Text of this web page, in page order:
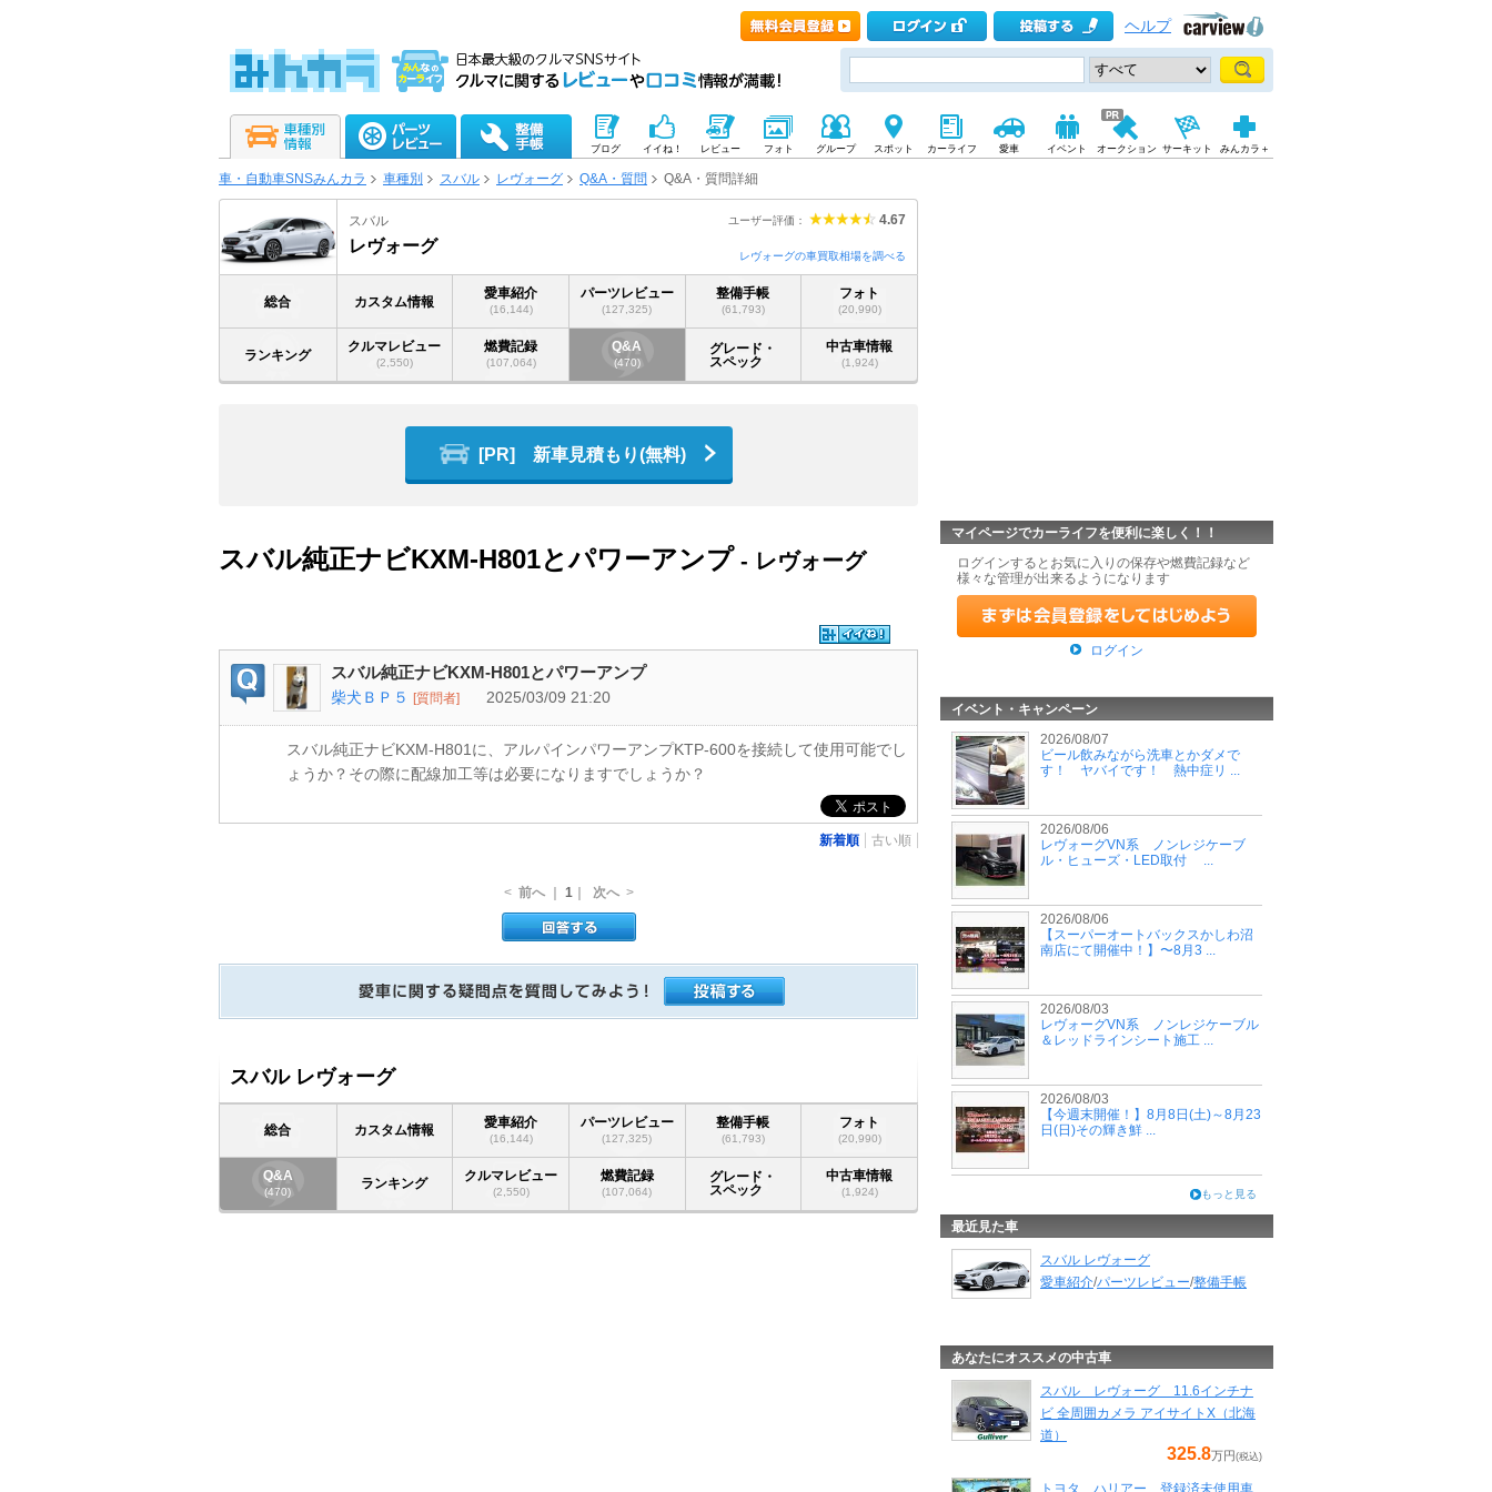
ヘルプ
ブログ イイね！ レビュー フォト グループ スポット カーライフ 愛車 イベント オークション サーキット みんカラ＋
車・自動車SNSみんカラ 車種別 スバル レヴォーグ Q&A・質問 Q&A・質問詳細
ユーザー評価： 4.67
スバル
レヴォーグ
レヴォーグの車買取相場を調べる
総合 カスタム情報
愛車紹介
(16,144)
パーツレビュー
(127,325)
整備手帳
(61,793)
フォト
(20,990)
ランキング
クルマレビュー
(2,550)
燃費記録
(107,064)
Q&A
(470)
グレード・
スペック
中古車情報
(1,924)
[PR] 新車見積もり(無料)
スバル純正ナビKXM-H801とパワーアンプ - レヴォーグ
スバル純正ナビKXM-H801とパワーアンプ
柴犬ＢＰ５ [質問者] 2025/03/09 21:20
スバル純正ナビKXM-H801に、アルパインパワーアンプKTP-600を接続して使用可能でし
ょうか？その際に配線加工等は必要になりますでしょうか？
新着順 古い順
< 前へ ｜ 1 ｜ 次へ >
スバル レヴォーグ
総合 カスタム情報
愛車紹介
(16,144)
パーツレビュー
(127,325)
整備手帳
(61,793)
フォト
(20,990)
Q&A
(470) ランキング
クルマレビュー
(2,550)
燃費記録
(107,064)
グレード・
スペック
中古車情報
(1,924)
マイページでカーライフを便利に楽しく！！
ログインするとお気に入りの保存や燃費記録など
様々な管理が出来るようになります
ログイン
イベント・キャンペーン
2026/08/07
ビール飲みながら洗車とかダメで
す！ ヤバイです！ 熱中症リ ...
2026/08/06
レヴォーグVN系 ノンレジケーブ
ル・ヒューズ・LED取付 ...
2026/08/06
【スーパーオートバックスかしわ沼
南店にて開催中！】〜8月3 ...
2026/08/03
レヴォーグVN系 ノンレジケーブル
＆レッドラインシート施工 ...
2026/08/03
【今週末開催！】8月8日(土)～8月23
日(日)その輝き鮮 ...
もっと見る
最近見た車
スバル レヴォーグ
愛車紹介/パーツレビュー/整備手帳
あなたにオススメの中古車
スバル レヴォーグ 11.6インチナ
ビ 全周囲カメラ アイサイトX（北海
道）
325.8万円 (税込)